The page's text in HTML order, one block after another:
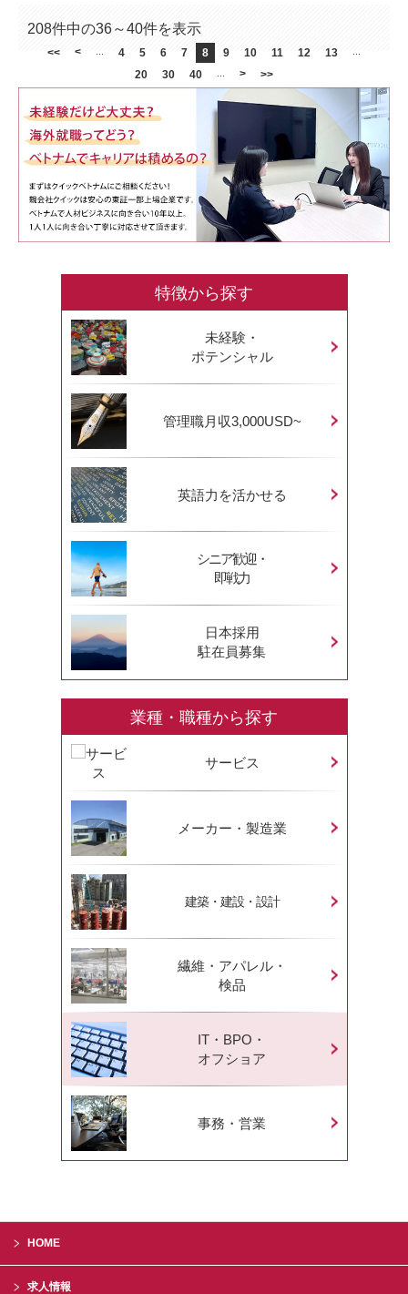
208件中の36～40件を表示
<< < 4 5 6 7 8 9 10 11 12 13
20 30 40 > >>
特徴から探す
未経験・
ポテンシャル
管理職月収3,000USD~
英語力を活かせる
シニア歓迎・
即戦力
日本採用
駐在員募集
業種・職種から探す
サービス
メーカー・製造業
建築・建設・設計
繊維・アパレル・
検品
IT・BPO・
オフショア
事務・営業
HOME
求人情報